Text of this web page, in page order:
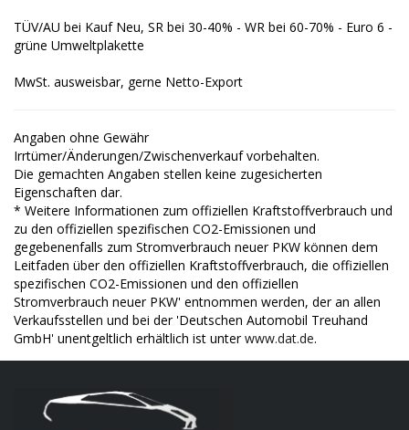
TÜV/AU bei Kauf Neu, SR bei 30-40% - WR bei 60-70% - Euro 6 -
grüne Umweltplakette
MwSt. ausweisbar, gerne Netto-Export
Angaben ohne Gewähr
Irrtümer/Änderungen/Zwischenverkauf vorbehalten.
Die gemachten Angaben stellen keine zugesicherten
Eigenschaften dar.
* Weitere Informationen zum offiziellen Kraftstoffverbrauch und
zu den offiziellen spezifischen CO2-Emissionen und
gegebenenfalls zum Stromverbrauch neuer PKW können dem
Leitfaden über den offiziellen Kraftstoffverbrauch, die offiziellen
spezifischen CO2-Emissionen und den offiziellen
Stromverbrauch neuer PKW' entnommen werden, der an allen
Verkaufsstellen und bei der 'Deutschen Automobil Treuhand
GmbH' unentgeltlich erhältlich ist unterwww.dat.de.